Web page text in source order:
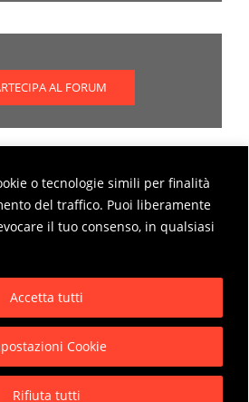
o tecnologie simili per finalità
del traffico. Puoi liberamente
il tuo consenso, in qualsiasi
Cookie
Rifiuta tutti
Accetta tutti
AL FORUM
partecipare al forum
PARTECIPAZIONE AL FORUM
Privacy Policy